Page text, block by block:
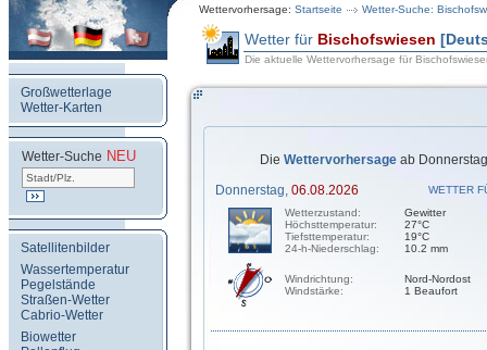
Wettervorhersage: Startseite Wetter-Suche:
Großwetterlage
Wetter-Karten
Wetter-Suche NEU
Satellitenbilder
Wassertemperatur
Pegelstände
Straßen-Wetter
Cabrio-Wetter
Biowetter
Wetter für Bischofswiesen
Die aktuelle Wettervorhersage für
Die Wettervorhersage ab
Donnerstag, 06.08.2026
WETTER
Wetterzustand:
Höchsttemperatur:
Tiefsttemperatur:
24-h-Niederschlag:
Gewitter
27°C
19°C
10.2 mm
Windrichtung:
Windstärke:
Nord-Nordost
1 Beaufort